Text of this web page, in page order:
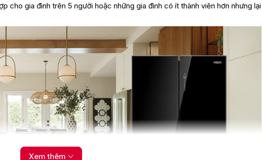
cho gia đình trên 5 người hoặc những gia đình có ít thành viên hơn nhưng lại
Xem thêm